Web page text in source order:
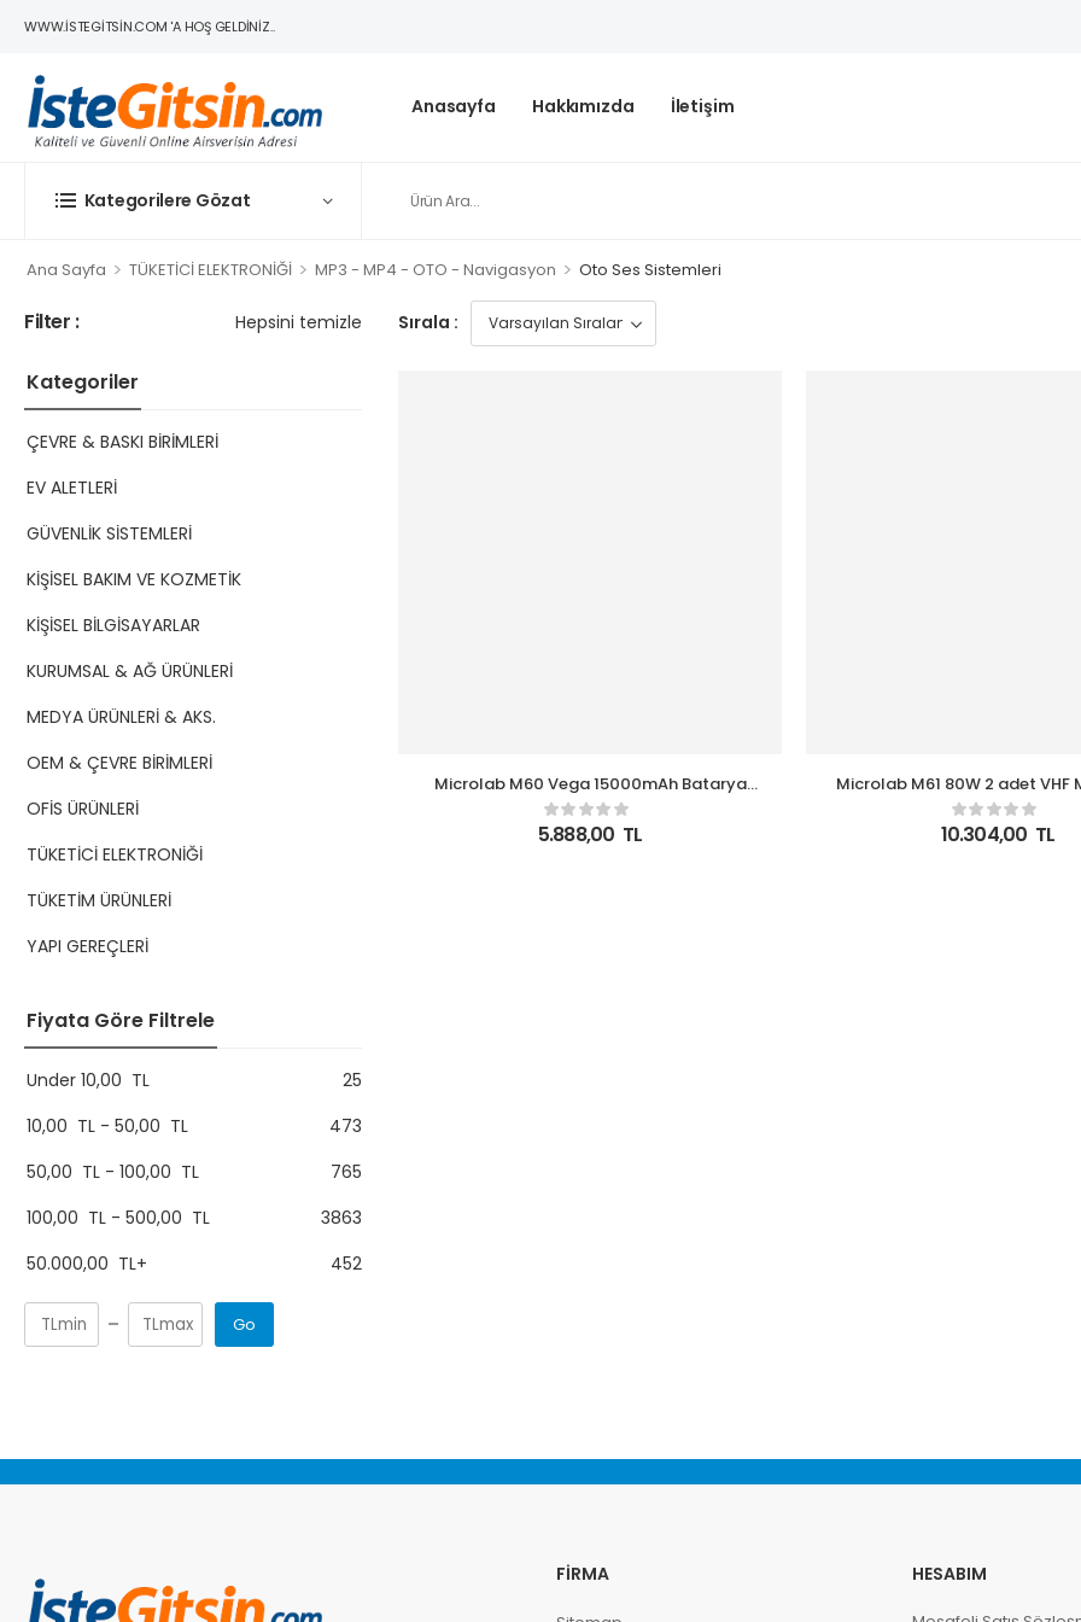
WWW.ISTEGITSIN.COM 'A HOŞ GELDINIZ..
Anasayfa Hakkımızda İletişim
Kategorilere Gözat
Ana Sayfa > TÜKETİCİ ELEKTRONİĞİ > MP3 - MP4 - OTO - Navigasyon > Oto Ses Sistemleri
Filter : Hepsini temizle
Kategoriler
ÇEVRE & BASKI BİRİMLERİ
EV ALETLERİ
GÜVENLİK SİSTEMLERİ
KİŞİSEL BAKIM VE KOZMETİK
KİŞİSEL BİLGİSAYARLAR
KURUMSAL & AĞ ÜRÜNLERİ
MEDYA ÜRÜNLERİ & AKS.
OEM & ÇEVRE BİRİMLERİ
OFİS ÜRÜNLERİ
TÜKETİCİ ELEKTRONİĞİ
TÜKETİM ÜRÜNLERİ
YAPI GEREÇLERİ
Fiyata Göre Filtrele
Under 10,00 TL
25
10,00 TL - 50,00 TL
473
50,00 TL - 100,00 TL
765
100,00 TL - 500,00 TL
3863
50.000,00 TL+ 452
Go
Sırala :
Microlab M60 Vega 15000mAh Batarya
Wireless Mikrofonlu Siyah Gri Usb + Tf Kart
+ Bluetooth Powerban
5.888,00 TL
Microlab M61 80W 2 adet VHF
USB+ TF
Siyah Ses Sistemi
10.304,00 TL
FIRMA HESABIM